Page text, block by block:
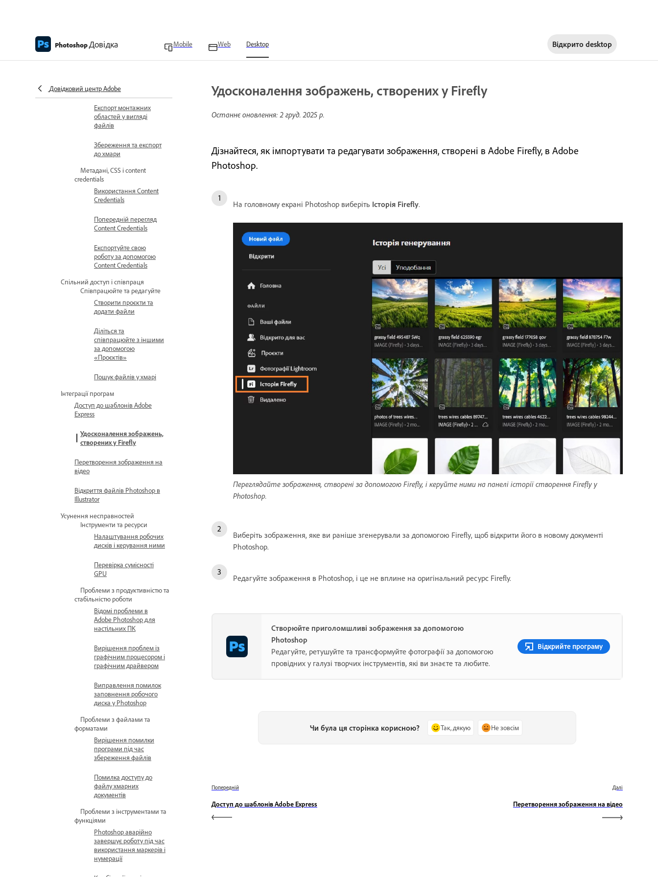
PhotoshopДовідка Mobile Web Desktop Відкрито desktop
Довідковий центр Adobe
Експорт шарів у вигляді
файлів
файлів PDF
Експорт монтажних
областей у вигляді
файлів
Збереження та експорт
до хмари
Метадані, CSS і content
credentials
Використання Content
Credentials
Попередній перегляд
Content Credentials
Експортуйте свою
роботу за допомогою
Content Credentials
Спільний доступ і співпраця
Співпрацюйте та редагуйте
Створити проєкти та
додати файли
Діліться та
співпрацюйте з іншими
за допомогою
«Проєктів»
Пошук файлів у хмарі
Інтеграції програм
Доступ до шаблонів Adobe
Express
Удосконалення зображень,
створених у Firefly
Перетворення зображення на
відео
Відкриття файлів Photoshop в
Illustrator
Усунення несправностей
Інструменти та ресурси
Налаштування робочих
дисків і керування ними
Перевірка сумісності
GPU
Проблеми з продуктивністю та
стабільністю роботи
Відомі проблеми в
Adobe Photoshop для
настільних ПК
Вирішення проблем із
графічним процесором і
графічним драйвером
Виправлення помилок
заповнення робочого
диска у Photoshop
Проблеми з файлами та
форматами
Вирішення помилки
програми під час
збереження файлів
Помилка доступу до
файлу хмарних
документів
Проблеми з інструментами та
функціями
Photoshop аварійно
завершує роботу під час
використання маркерів і
нумерації
Удосконалення зображень, створених у Firefly
Останнє оновлення:2 груд. 2025 р.
Дізнайтеся, як імпортувати та редагувати зображення, створені в Adobe Firefly, в Adobe
Photoshop.
На головному екрані Photoshop виберіть Історія Firefly.
Переглядайте зображення, створені за допомогою Firefly, і керуйте ними на панелі історії створення Firefly у
Photoshop.
Виберіть зображення, яке ви раніше згенерували за допомогою Firefly, щоб відкрити його в новому документі
Photoshop.
Редагуйте зображення в Photoshop, і це не вплине на оригінальний ресурс Firefly.
Створюйте приголомшливі зображення за допомогою
Photoshop
Редагуйте, ретушуйте та трансформуйте фотографії за допомогою
провідних у галузі творчих інструментів, які ви знаєте та любите.
Відкрийте програму
Чи була ця сторінка корисною? Так, дякую Не зовсім
Попередній
Доступ до шаблонів Adobe Express
Далі
Перетворення зображення на відео